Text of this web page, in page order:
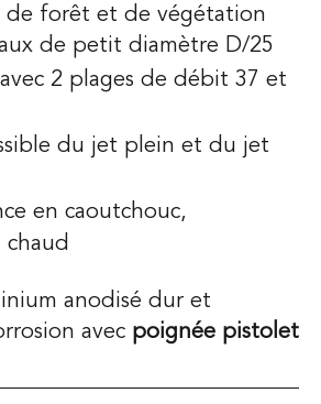
de forêt et de végétation
de petit diamètre D/25
2 plages de débit 37 et
du jet plein et du jet
en caoutchouc,
chaud
anodisé dur et
avec poignée pistolet